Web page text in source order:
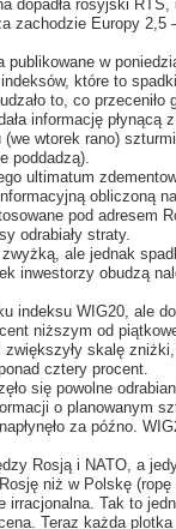
dopadła rosyjski RTS,
zachodzie Europy 2,5
w
które to
to, co przeceniło
informację płynącą
wtorek rano)
poddadzą).
ultimatum
obliczoną na
pod adresem
odrabiały straty.
ale jednak
inwestorzy obudzą
indeksu WIG20, ale
niższym od
skalę
cztery procent.
się powolne
o planowanym
za późno.
Rosją i NATO, a
niż w Polskę
irracjonalna. Tak to
Teraz każda